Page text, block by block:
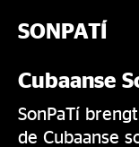
SONPATÍ
Cubaanse
SonPaTí
de Cubaanse